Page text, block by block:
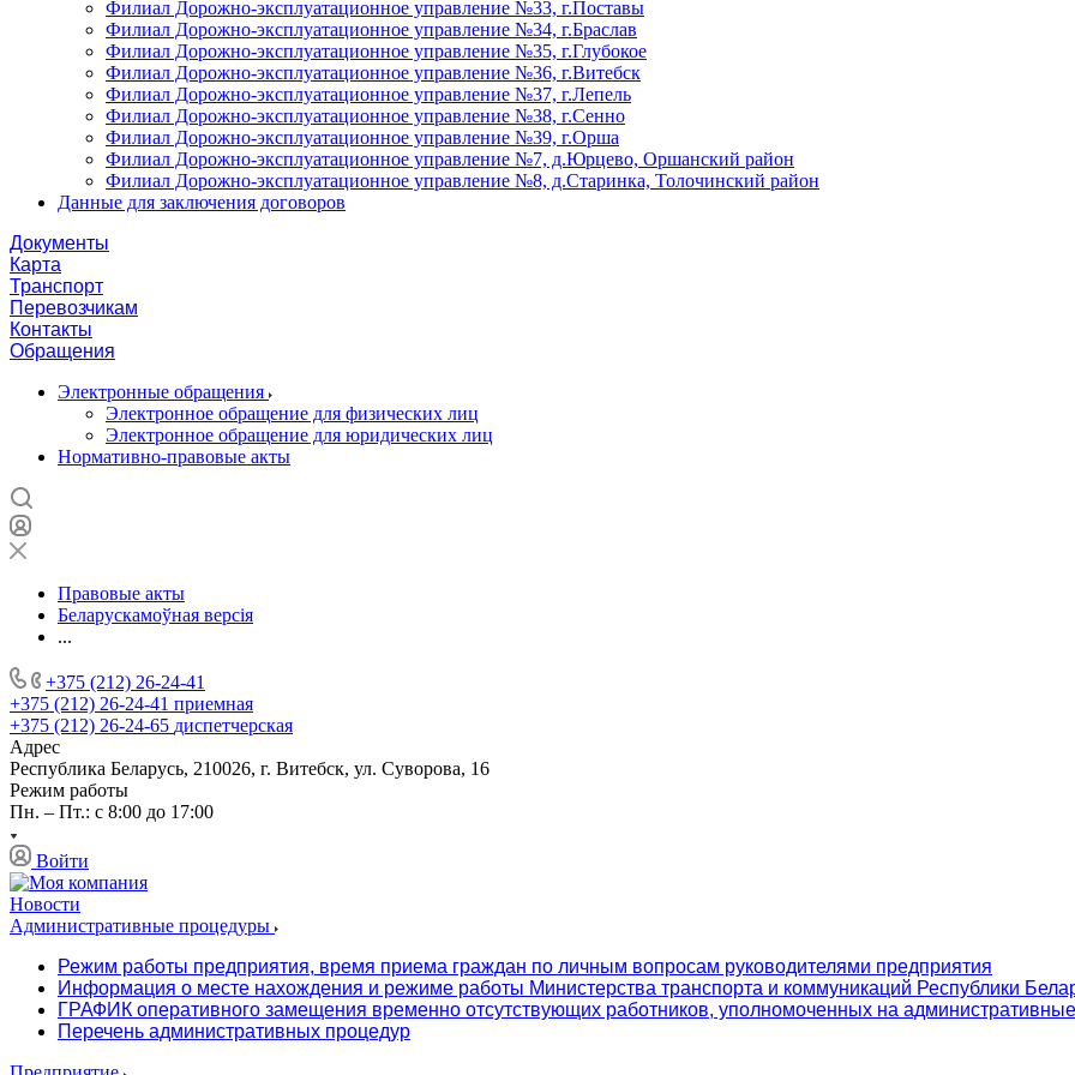
Филиал Дорожно-эксплуатационное управление №33, г.Поставы
Филиал Дорожно-эксплуатационное управление №34, г.Браслав
Филиал Дорожно-эксплуатационное управление №35, г.Глубокое
Филиал Дорожно-эксплуатационное управление №36, г.Витебск
Филиал Дорожно-эксплуатационное управление №37, г.Лепель
Филиал Дорожно-эксплуатационное управление №38, г.Сенно
Филиал Дорожно-эксплуатационное управление №39, г.Орша
Филиал Дорожно-эксплуатационное управление №7, д.Юрцево, Оршанский район
Филиал Дорожно-эксплуатационное управление №8, д.Старинка, Толочинский район
Данные для заключения договоров
Документы
Карта
Транспорт
Перевозчикам
Контакты
Обращения
Электронные обращения
Электронное обращение для физических лиц
Электронное обращение для юридических лиц
Нормативно-правовые акты
Правовые акты
Беларускамоўная версія
...
+375 (212) 26-24-41
+375 (212) 26-24-41 приемная
+375 (212) 26-24-65 диспетчерская
Адрес
Республика Беларусь, 210026, г. Витебск, ул. Суворова, 16
Режим работы
Пн. – Пт.: с 8:00 до 17:00
Войти
Новости
Административные процедуры
Режим работы предприятия, время приема граждан по личным вопросам руководителями предприятия
Информация о месте нахождения и режиме работы Министерства транспорта и коммуникаций Республики
ГРАФИК оперативного замещения временно отсутствующих работников, уполномоченных на
Перечень административных процедур